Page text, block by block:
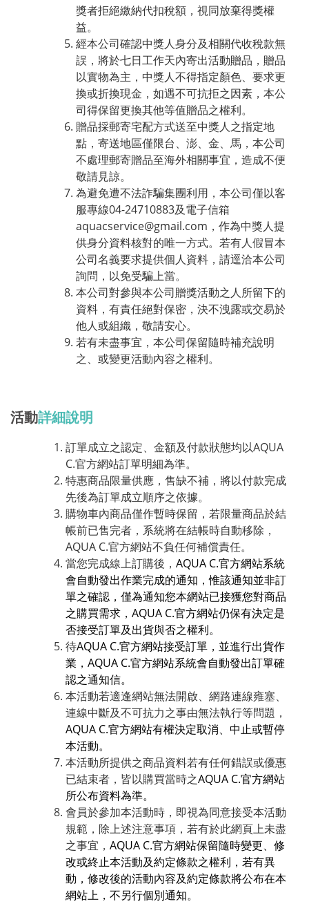
獎者拒絕繳納代扣稅額，視同放棄得獎權
益。
經本公司確認中獎人身分及相關代收稅款無
誤，將於七日工作天內寄出活動贈品，贈品
以實物為主，中獎人不得指定顏色、要求更
換或折換現金，如遇不可抗拒之因素，本公
司得保留更換其他等值贈品之權利。
贈品採郵寄宅配方式送至中獎人之指定地
點，寄送地區僅限台、澎、金、馬，本公司
不處理郵寄贈品至海外相關事宜，造成不便
敬請見諒。
為避免遭不法詐騙集團利用，本公司僅以客
服專線04-24710883及電子信箱
aquacservice@gmail.com，作為中獎人提
供身分資料核對的唯一方式。若有人假冒本
公司名義要求提供個人資料，請逕洽本公司
詢問，以免受騙上當。
本公司對參與本公司贈獎活動之人所留下的
資料，有責任絕對保密，決不洩露或交易於
他人或組織，敬請安心。
若有未盡事宜，本公司保留隨時補充說明
之、或變更活動內容之權利。
活動詳細說明
訂單成立之認定、金額及付款狀態均以AQUA
C.官方網站訂單明細為準。
特惠商品限量供應，售缺不補，將以付款完成
先後為訂單成立順序之依據。
購物車內商品僅作暫時保留，若限量商品於結
帳前已售完者，系統將在結帳時自動移除，
AQUA C.官方網站不負任何補償責任。
當您完成線上訂購後， AQUA C.官方網站系統
會自動發出作業完成的通知，惟該通知並非訂
單之確認，僅為通知您本網站已接獲您對商品
之購買需求，AQUA C.官方網站仍保有決定是
否接受訂單及出貨與否之權利。
待AQUA C.官方網站接受訂單，並進行出貨作
業，AQUA C.官方網站系統會自動發出訂單確
認之通知信。
本活動若適逢網站無法開啟、網路連線雍塞、
連線中斷及不可抗力之事由無法執行等問題，
AQUA C.官方網站有權決定取消、中止或暫停
本活動。
本活動所提供之商品資料若有任何錯誤或優惠
已結束者，皆以購買當時之AQUA C.官方網站
所公布資料為準。
會員於參加本活動時，即視為同意接受本活動
規範，除上述注意事項，若有於此網頁上未盡
之事宜， AQUA C.官方網站保留隨時變更、修
改或終止本活動及約定條款之權利，若有異
動，修改後的活動內容及約定條款將公布在本
網站上，不另行個別通知。